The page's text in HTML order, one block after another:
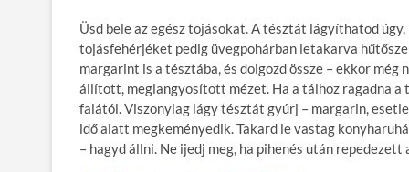
Üsd bele az egész tojásokat. A tésztát lágyíthatod
tojásfehérjéket pedig üvegpohárban letakarva
margarint is a tésztába, és dolgozd össze – ekkor még
állított, meglangyosított mézet. Ha a tálhoz ragadna a
falától. Viszonylag lágy tésztát gyúrj – margarin,
idő alatt megkeményedik. Takard le vastag
– hagyd állni. Ne ijedj meg, ha pihenés után